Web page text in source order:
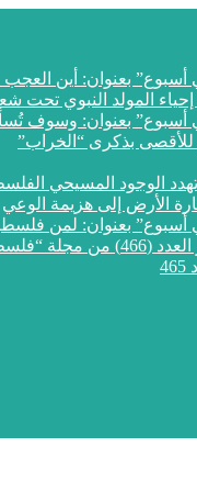
إحياء المولد النبوي تحت
بذكرى “الخراب”
الوجود المسيحي
الأرض إلى هزيمة الوعي
في أسبوع”